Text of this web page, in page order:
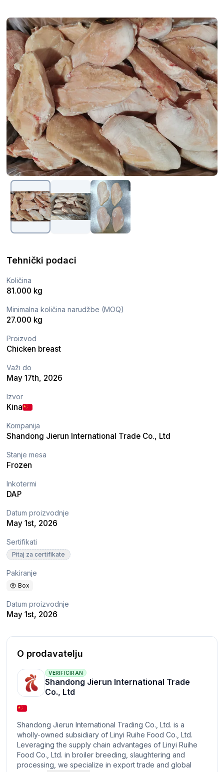
Tehnički podaci
Količina
81.000 kg
Minimalna količina narudžbe (MOQ)
27.000 kg
Proizvod
Chicken breast
Važi do
May 17th, 2026
Izvor
Kina
Kompanija
Shandong Jierun International Trade Co., Ltd
Stanje mesa
Frozen
Inkotermi
DAP
Datum proizvodnje
May 1st, 2026
Sertifikati
Pitaj za certifikate
Pakiranje
Box
Datum proizvodnje
May 1st, 2026
O prodavatelju
VERIFICIRAN
Shandong Jierun International Trade
Co., Ltd
Shandong Jierun International Trading Co., Ltd. is a
wholly-owned subsidiary of Linyi Ruihe Food Co., Ltd.
Leveraging the supply chain advantages of Linyi Ruihe
Food Co., Ltd. in broiler breeding, slaughtering and
processing, we specialize in export trade and global